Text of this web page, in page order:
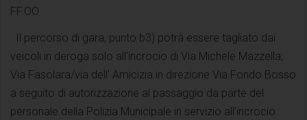
FF.OO
· Il percorso di gara, punto b3) potrà essere tagliato dai
veicoli in deroga solo all’incrocio di Via Michele Mazzella,
Via Fasolara/via dell’ Amicizia in direzione Via Fondo Bosso
a seguito di autorizzazione al passaggio da parte del
personale della Polizia Municipale in servizio all’incrocio.